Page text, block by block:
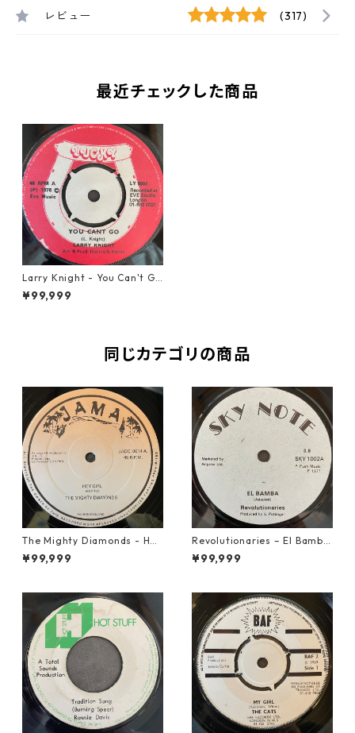
レビュー (317)
最近チェックした商品
Larry Knight - You Can't Go
【7-21994】
¥99,999
同じカテゴリの商品
The Mighty Diamonds - Hey
Girl【12-50053】
¥99,999
Revolutionaries – El Bamba
【7-21855】
¥99,999